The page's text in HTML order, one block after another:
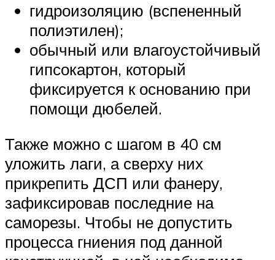
гидроизоляцию (вспененный
полиэтилен);
обычный или влагоустойчивый
гипсокартон, который
фиксируется к основанию при
помощи дюбелей.
Также можно с шагом в 40 см
уложить лаги, а сверху них
прикрепить ДСП или фанеру,
зафиксировав последние на
саморезы. Чтобы не допустить
процесса гниения под данной